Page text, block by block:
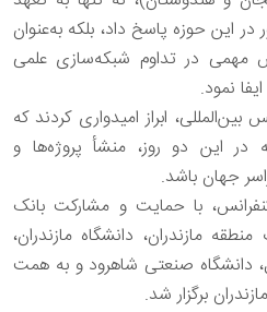
این حوزه پاسخ داد، بلکه به‌عنوان
در تداوم شبکه‌سازی علمی
نمود.
ابراز امیدواری کردند که
در این دو روز، منشأ پروژه‌ها و
جهان باشد.
با حمایت و مشارکت بانک
مازندران، دانشگاه مازندران،
دانشگاه صنعتی شاهرود و به همت
برگزار شد.